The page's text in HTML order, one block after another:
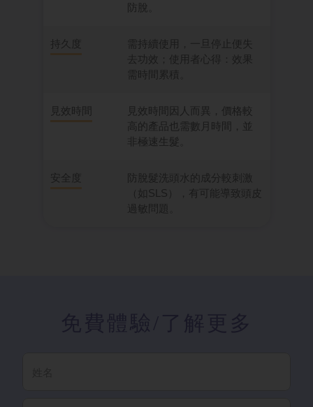
防脫。
持久度
需持續使用，一旦停止便失
去功效；使用者心得：效果
需時間累積。
見效時間
見效時間因人而異，價格較
高的產品也需數月時間，並
非極速生髮。
安全度
防脫髮洗頭水的成分較刺激
（如SLS），有可能導致頭皮
過敏問題。